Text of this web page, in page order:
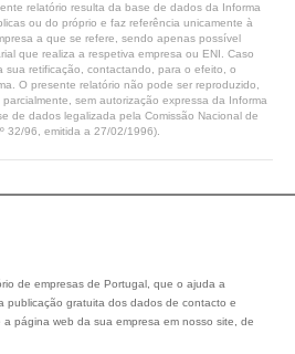
relatório resulta da base de dados da Informa
ou do próprio e faz referência unicamente à
a que se refere, sendo apenas possível
que realiza a respetiva empresa ou ENI. Caso
sua retificação, contactando, para o efeito, o
O presente relatório não pode ser reproduzido,
sem autorização expressa da Informa
de dados legalizada pela Comissão Nacional de
32/96, emitida a 27/02/1996).
de empresas de Portugal, que o ajuda a
publicação gratuita dos dados de contacto e
página web da sua empresa em nosso site, de